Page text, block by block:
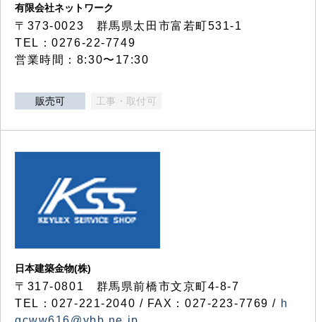
有限会社ネットワーク
〒373-0023 群馬県太田市富若町531-1
TEL：0276-22-7749
営業時間：8:30〜17:30
販売可 工事・取付可
日本建築金物(株)
〒317‐0801 群馬県前橋市文京町4-8-7
TEL：027-221-2040 / FAX：027-223-7769 / h